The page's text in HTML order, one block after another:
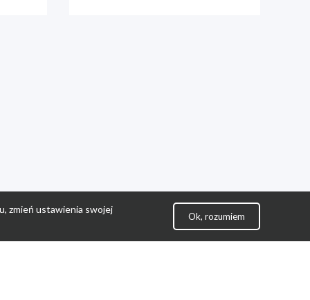
zmień ustawienia swojej
Ok, rozumiem